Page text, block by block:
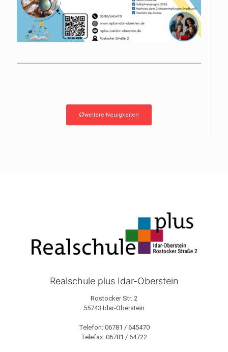
weitere Neuigkeiten
Realschule plus Idar-Oberstein
Rostocker Str. 2
55743 Idar-Oberstein
Telefon: 06781 / 645470
Telefax: 06781 / 64722